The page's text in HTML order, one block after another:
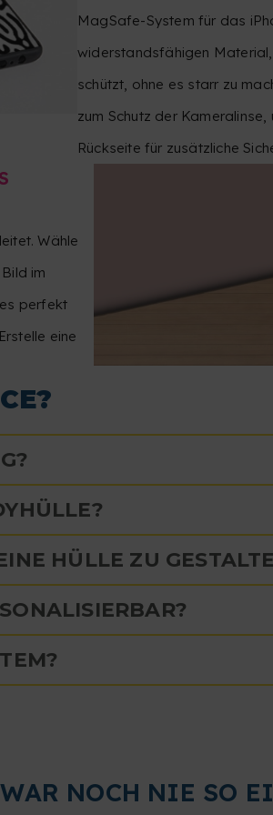
MagSafe-System für das
widerstandsfähigen
schützt, ohne es starr zu
zum Schutz der
Rückseite für zusätzliche
Wähle
im
perfekt
eine
HÜLLE ZU
NOCH NIE SO